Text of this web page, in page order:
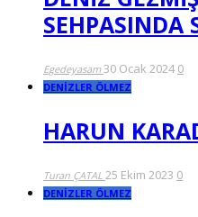
SEHPASINDA
Egedeyasam30 Ocak 2024 0
DENİZLER ÖLMEZ
HARUN
Turan ÇATAL 25 Ekim 2023 0
DENİZLER ÖLMEZ